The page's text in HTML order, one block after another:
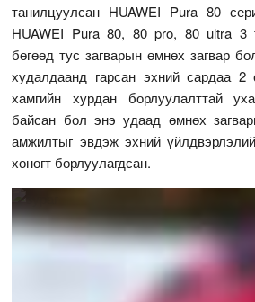
танилцуулсан HUAWEI Pura 80
HUAWEI Pura 80, 80 pro, 80 ultra 3
бөгөөд тус загварын өмнөх загвар
худалдаанд гарсан эхний сардаа 2
хамгийн хурдан борлуулалттай
байсан бол энэ удаад өмнөх
амжилтыг эвдэж эхний
хоногт борлуулагдсан.